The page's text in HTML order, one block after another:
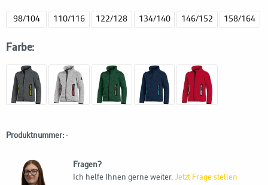
98/104 110/116 122/128 134/140 146/152 158/164
Farbe:
Produktnummer: -
Fragen?
Ich helfe Ihnen gerne weiter. Jetzt Frage stellen